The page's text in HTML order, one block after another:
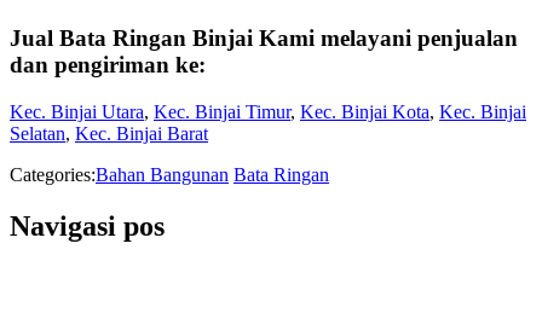
Jual Bata Ringan Binjai Kami melayani penjualan
dan pengiriman ke:
Kec. Binjai Utara, Kec. Binjai Timur, Kec. Binjai Kota, Kec. Binjai
Selatan, Kec. Binjai Barat
Categories:Bahan Bangunan Bata Ringan
Navigasi pos